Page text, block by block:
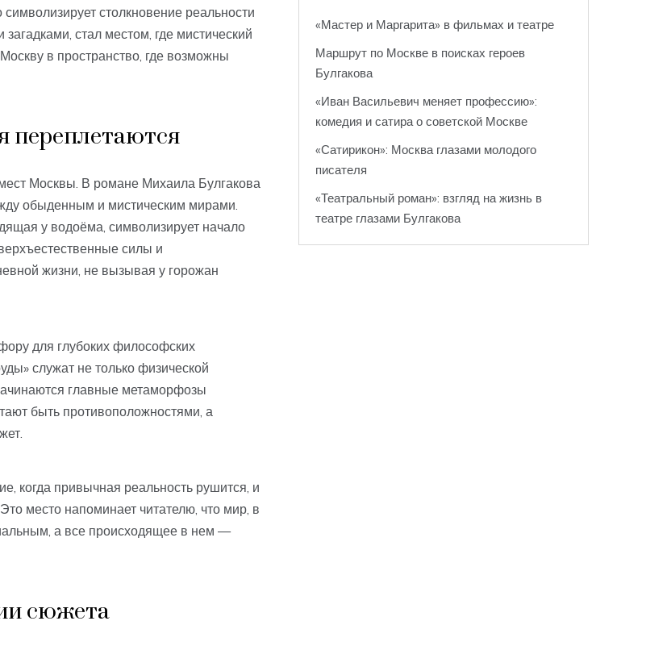
столкновение реальности
стал местом, где мистический
в пространство, где возможны
переплетаются
Москвы. В романе Михаила Булгакова
обыденным и мистическим мирами.
у водоёма, символизирует начало
силы и
жизни, не вызывая у горожан
для глубоких философских
служат не только физической
главные метаморфозы
быть противоположностями, а
когда привычная реальность рушится, и
место напоминает читателю, что мир, в
а все происходящее в нем —
сюжета
«Мастер и Маргарита» в фильмах и театре
Маршрут по Москве в поисках героев
Булгакова
«Иван Васильевич меняет профессию»:
комедия и сатира о советской Москве
«Сатирикон»: Москва глазами молодого
писателя
«Театральный роман»: взгляд на жизнь в
театре глазами Булгакова